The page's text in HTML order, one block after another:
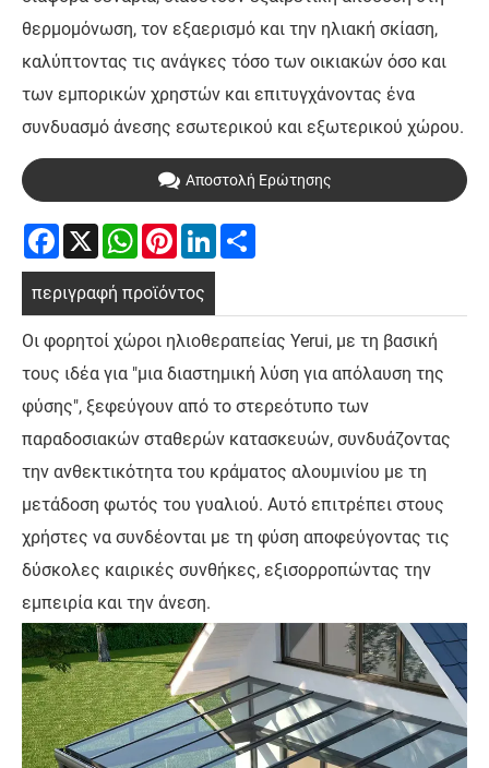
θερμομόνωση, τον εξαερισμό και την ηλιακή σκίαση,
καλύπτοντας τις ανάγκες τόσο των οικιακών όσο και
των εμπορικών χρηστών και επιτυγχάνοντας ένα
συνδυασμό άνεσης εσωτερικού και εξωτερικού χώρου.
Αποστολή Ερώτησης
Facebook
X WhatsApp
PinterestLinkedIn
περιγραφή προϊόντος
Οι φορητοί χώροι ηλιοθεραπείας Yerui, με τη βασική
τους ιδέα για "μια διαστημική λύση για απόλαυση της
φύσης", ξεφεύγουν από το στερεότυπο των
παραδοσιακών σταθερών κατασκευών, συνδυάζοντας
την ανθεκτικότητα του κράματος αλουμινίου με τη
μετάδοση φωτός του γυαλιού. Αυτό επιτρέπει στους
χρήστες να συνδέονται με τη φύση αποφεύγοντας τις
δύσκολες καιρικές συνθήκες, εξισορροπώντας την
εμπειρία και την άνεση.